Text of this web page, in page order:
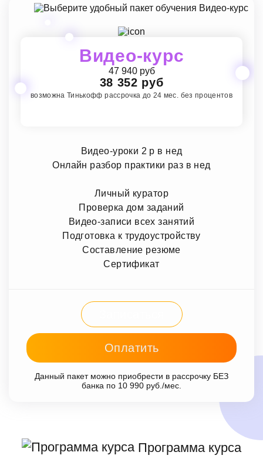
Видео-курс
47 940 руб
38 352 руб
возможна Тинькофф рассрочка до 24 мес. без процентов
Видео-уроки 2 р в нед
Онлайн разбор практики раз в нед
Личный куратор
Проверка дом заданий
Видео-записи всех занятий
Подготовка к трудоустройству
Составление резюме
Сертификат
Оплатить
Данный пакет можно приобрести в рассрочку БЕЗ
банка по 10 990 руб./мес.
Программа курса